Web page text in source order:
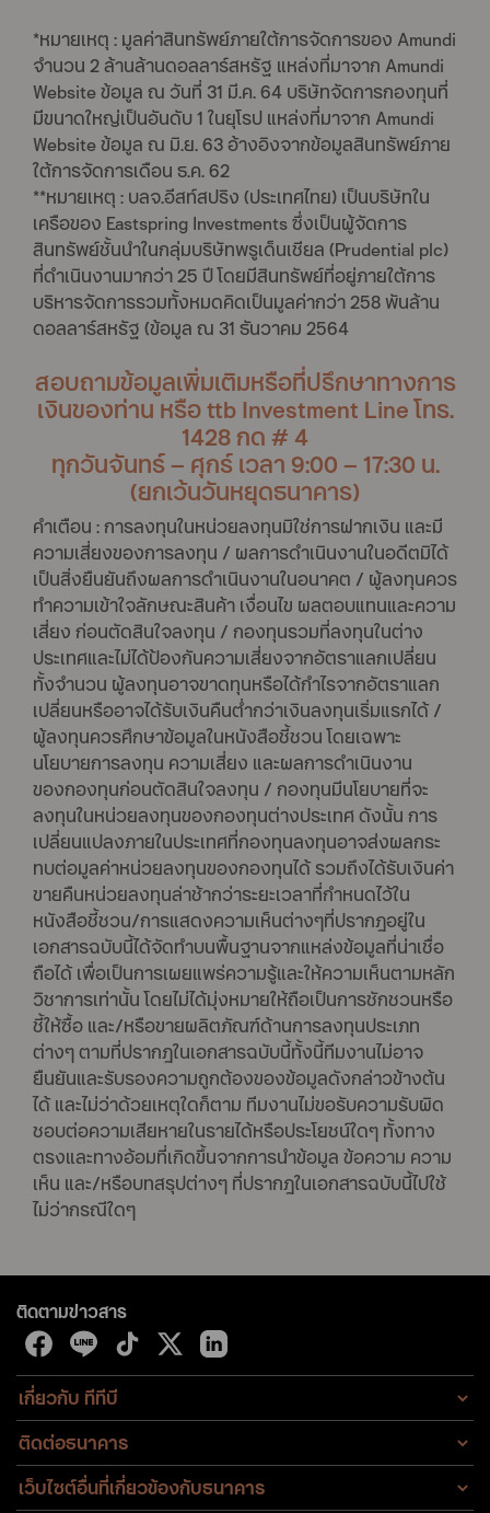
*หมายเหตุ : มูลค่าสินทรัพย์ภายใต้การจัดการของ Amundi
จำนวน 2 ล้านล้านดอลลาร์สหรัฐ แหล่งที่มาจาก Amundi
Website ข้อมูล ณ วันที่ 31 มี.ค. 64 บริษัทจัดการกองทุนที่
มีขนาดใหญ่เป็นอันดับ 1 ในยุโรป แหล่งที่มาจาก Amundi
Website ข้อมูล ณ มิ.ย. 63 อ้างอิงจากข้อมูลสินทรัพย์ภาย
ใต้การจัดการเดือน ธ.ค. 62
**หมายเหตุ : บลจ.อีสท์สปริง (ประเทศไทย) เป็นบริษัทใน
เครือของ Eastspring Investments ซึ่งเป็นผู้จัดการ
สินทรัพย์ชั้นนำในกลุ่มบริษัทพรูเด็นเชียล (Prudential plc)
ที่ดำเนินงานมากว่า 25 ปี โดยมีสินทรัพย์ที่อยู่ภายใต้การ
บริหารจัดการรวมทั้งหมดคิดเป็นมูลค่ากว่า 258 พันล้าน
ดอลลาร์สหรัฐ (ข้อมูล ณ 31 ธันวาคม 2564
สอบถามข้อมูลเพิ่มเติมหรือที่ปรึกษาทางการ
เงินของท่าน หรือ ttb Investment Line โทร.
1428 กด # 4
ทุกวันจันทร์ – ศุกร์ เวลา 9:00 – 17:30 น.
(ยกเว้นวันหยุดธนาคาร)
คำเตือน : การลงทุนในหน่วยลงทุนมิใช่การฝากเงิน และมี
ความเสี่ยงของการลงทุน / ผลการดำเนินงานในอดีตมิได้
เป็นสิ่งยืนยันถึงผลการดำเนินงานในอนาคต / ผู้ลงทุนควร
ทำความเข้าใจลักษณะสินค้า เงื่อนไข ผลตอบแทนและความ
เสี่ยง ก่อนตัดสินใจลงทุน / กองทุนรวมที่ลงทุนในต่าง
ประเทศและไม่ได้ป้องกันความเสี่ยงจากอัตราแลกเปลี่ยน
ทั้งจำนวน ผู้ลงทุนอาจขาดทุนหรือได้กำไรจากอัตราแลก
เปลี่ยนหรืออาจได้รับเงินคืนต่ำกว่าเงินลงทุนเริ่มแรกได้ /
ผู้ลงทุนควรศึกษาข้อมูลในหนังสือชี้ชวน โดยเฉพาะ
นโยบายการลงทุน ความเสี่ยง และผลการดำเนินงาน
ของกองทุนก่อนตัดสินใจลงทุน / กองทุนมีนโยบายที่จะ
ลงทุนในหน่วยลงทุนของกองทุนต่างประเทศ ดังนั้น การ
เปลี่ยนแปลงภายในประเทศที่กองทุนลงทุนอาจส่งผลกระ
ทบต่อมูลค่าหน่วยลงทุนของกองทุนได้ รวมถึงได้รับเงินค่า
ขายคืนหน่วยลงทุนล่าช้ากว่าระยะเวลาที่กำหนดไว้ใน
หนังสือชี้ชวน/การแสดงความเห็นต่างๆที่ปรากฎอยู่ใน
เอกสารฉบับนี้ได้จัดทำบนพื้นฐานจากแหล่งข้อมูลที่น่าเชื่อ
ถือได้ เพื่อเป็นการเผยแพร่ความรู้และให้ความเห็นตามหลัก
วิชาการเท่านั้น โดยไม่ได้มุ่งหมายให้ถือเป็นการชักชวนหรือ
ชี้ให้ซื้อ และ/หรือขายผลิตภัณฑ์ด้านการลงทุนประเภท
ต่างๆ ตามที่ปรากฎในเอกสารฉบับนี้ทั้งนี้ทีมงานไม่อาจ
ยืนยันและรับรองความถูกต้องของข้อมูลดังกล่าวข้างต้น
ได้ และไม่ว่าด้วยเหตุใดก็ตาม ทีมงานไม่ขอรับความรับผิด
ชอบต่อความเสียหายในรายได้หรือประโยชน์ใดๆ ทั้งทาง
ตรงและทางอ้อมที่เกิดขึ้นจากการนำข้อมูล ข้อความ ความ
เห็น และ/หรือบทสรุปต่างๆ ที่ปรากฎในเอกสารฉบับนี้ไปใช้
ไม่ว่ากรณีใดๆ
ติดตามข่าวสาร
เกี่ยวกับ ทีทีบี
ติดต่อธนาคาร
เว็บไซต์อื่นที่เกี่ยวข้องกับธนาคาร